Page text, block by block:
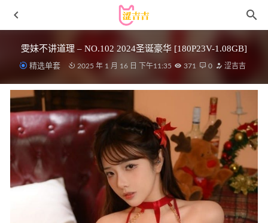
雯妹不讲道理 – NO.102 2024圣诞豪华 [180P23V-1.08GB]
精选单套 2025 年 1 月 16 日 下午11:35 371 0 涩吉吉
[Ugirls尤果网] 爱尤物专辑 VOL.2177 艾优蜜 忆爱思甜[35P
／34.5MB] 2023-01-08
九言 – NO.73 惑 [43P6V-1.30GB] 2025-09-25
[Xiuren秀人网]2025.02.25 NO.9929 白浅浅[69+1P/720MB]